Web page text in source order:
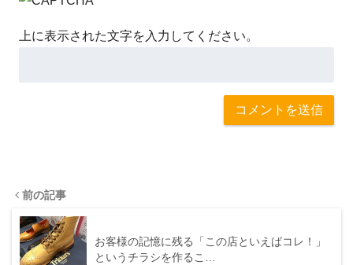
上に表示された文字を入力してください。
前の記事
お客様の記憶に残る「この店といえばコレ！」
というチラシを作るこ…